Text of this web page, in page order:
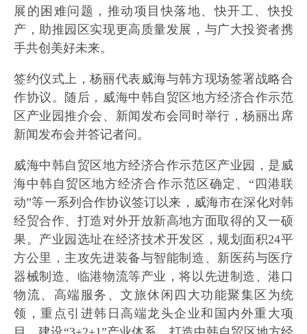
展的困难问题，推动项目快落地、快开工、快投
产，助推园区实现更高质量发展，与广大投资者携
手共创美好未来。
签约仪式上，杨丽代表威海与韩方现场签署战略合
作协议。随后，威海中韩自贸区地方经济合作示范
区产业园推介会、新闻发布会同时举行，杨丽出席
新闻发布会并答记者问。
威海中韩自贸区地方经济合作示范区产业园，是威
海中韩自贸区地方经济合作示范区确定、“四港联
动”等一系列合作协议签订以来，威海市在深化对韩
经贸合作、打造对外开放新高地方面取得的又一硕
果。产业园选址在经济技术开发区，规划面积24平
方公里，主攻先进装备与智能制造、新医药与医疗
器械制造、临港物流等产业，将以先进制造、港口
物流、高端服务、文旅休闲四大功能聚集区为统
领，重点引进韩日高端龙头企业和国内外重大项